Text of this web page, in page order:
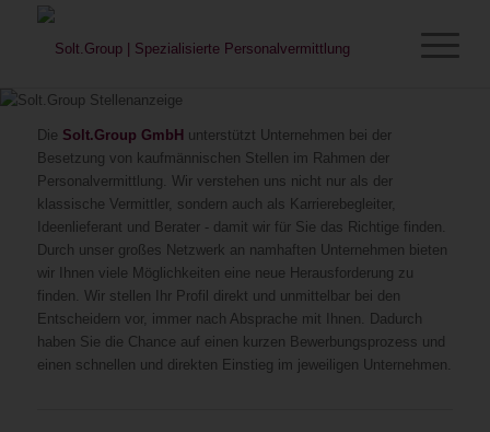
Die Solt.Group GmbH unterstützt Unternehmen bei der
Besetzung von kaufmännischen Stellen im Rahmen der
Personalvermittlung. Wir verstehen uns nicht nur als der
klassische Vermittler, sondern auch als Karrierebegleiter,
Ideenlieferant und Berater - damit wir für Sie das Richtige finden.
Durch unser großes Netzwerk an namhaften Unternehmen bieten
wir Ihnen viele Möglichkeiten eine neue Herausforderung zu
finden. Wir stellen Ihr Profil direkt und unmittelbar bei den
Entscheidern vor, immer nach Absprache mit Ihnen. Dadurch
haben Sie die Chance auf einen kurzen Bewerbungsprozess und
einen schnellen und direkten Einstieg im jeweiligen Unternehmen.